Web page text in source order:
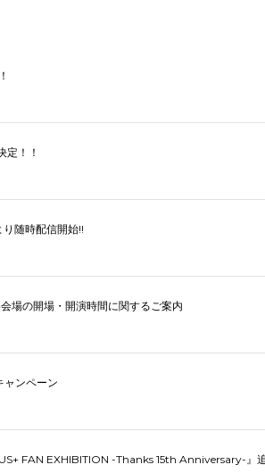
定！！
随時配信開始!!
場の開場・開演時間に関するご案内
ャンペーン
FAN EXHIBITION -Thanks 15th Anniversary-』